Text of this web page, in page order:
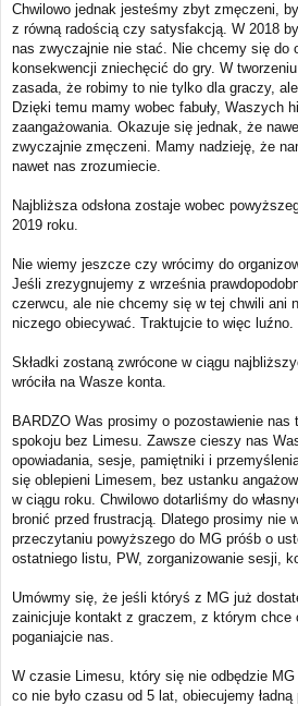
Chwilowo jednak jesteśmy zbyt zmęczeni,
z równą radością czy satysfakcją. W 2018
nas zwyczajnie nie stać. Nie chcemy się do
konsekwencji zniechęcić do gry. W
zasada, że robimy to nie tylko dla graczy,
Dzięki temu mamy wobec fabuły, Waszych
zaangażowania. Okazuje się jednak, że
zwyczajnie zmęczeni. Mamy nadzieję, że
nawet nas zrozumiecie.
Najbliższa odsłona zostaje wobec
2019 roku.
Nie wiemy jeszcze czy wrócimy do
Jeśli zrezygnujemy z września
czerwcu, ale nie chcemy się w tej chwili ani
niczego obiecywać. Traktujcie to więc luźno.
Składki zostaną zwrócone w ciągu
wróciła na Wasze konta.
BARDZO Was prosimy o pozostawienie
spokoju bez Limesu. Zawsze cieszy nas
opowiadania, sesje, pamiętniki i
się oblepieni Limesem, bez ustanku
w ciągu roku. Chwilowo dotarliśmy do
bronić przed frustracją. Dlatego prosimy nie
przeczytaniu powyższego do MG próśb o
ostatniego listu, PW, zorganizowanie sesji,
Umówmy się, że jeśli któryś z MG już
zainicjuje kontakt z graczem, z którym
poganiajcie nas.
W czasie Limesu, który się nie odbędzie
co nie było czasu od 5 lat, obiecujemy